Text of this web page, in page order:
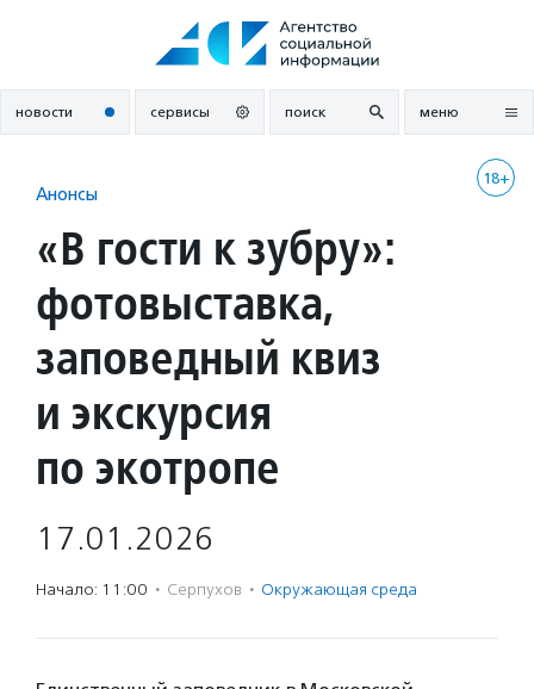
новости сервисы поиск меню
18+
Анонсы
«В гости к зубру»:
фотовыставка,
заповедный квиз
и экскурсия
по экотропе
17.01.2026
Начало: 11:00 · Серпухов · Окружающая среда